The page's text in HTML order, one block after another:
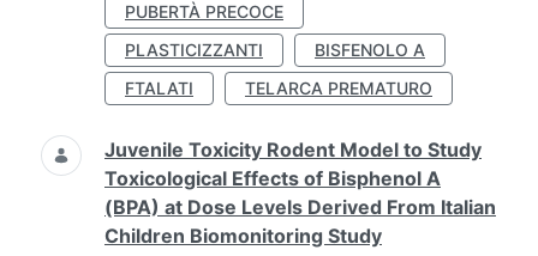
PUBERTÀ PRECOCE
PLASTICIZZANTI
BISFENOLO A
FTALATI
TELARCA PREMATURO
Juvenile Toxicity Rodent Model to Study
Toxicological Effects of Bisphenol A
(BPA) at Dose Levels Derived From Italian
Children Biomonitoring Study